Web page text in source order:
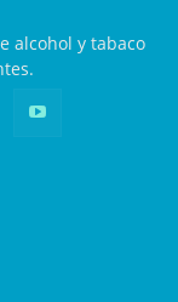
alcohol y tabaco